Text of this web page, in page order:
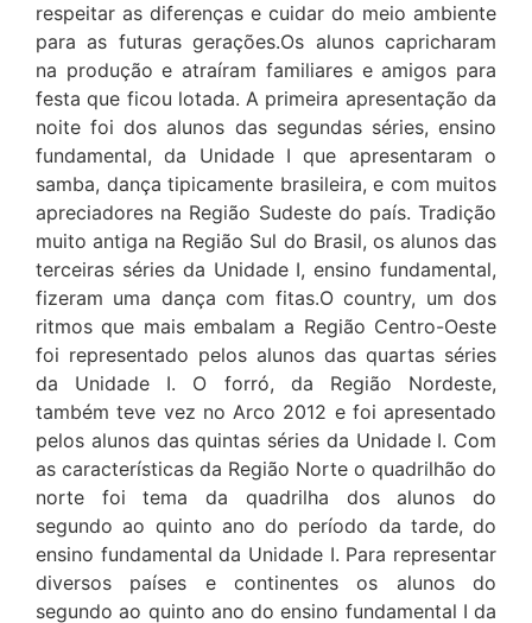
respeitar as diferenças e cuidar do meio ambiente
para as futuras gerações.Os alunos capricharam
na produção e atraíram familiares e amigos para
festa que ficou lotada. A primeira apresentação da
noite foi dos alunos das segundas séries, ensino
fundamental, da Unidade I que apresentaram o
samba, dança tipicamente brasileira, e com muitos
apreciadores na Região Sudeste do país. Tradição
muito antiga na Região Sul do Brasil, os alunos das
terceiras séries da Unidade I, ensino fundamental,
fizeram uma dança com fitas.O country, um dos
ritmos que mais embalam a Região Centro-Oeste
foi representado pelos alunos das quartas séries
da Unidade I. O forró, da Região Nordeste,
também teve vez no Arco 2012 e foi apresentado
pelos alunos das quintas séries da Unidade I. Com
as características da Região Norte o quadrilhão do
norte foi tema da quadrilha dos alunos do
segundo ao quinto ano do período da tarde, do
ensino fundamental da Unidade I. Para representar
diversos países e continentes os alunos do
segundo ao quinto ano do ensino fundamental I da